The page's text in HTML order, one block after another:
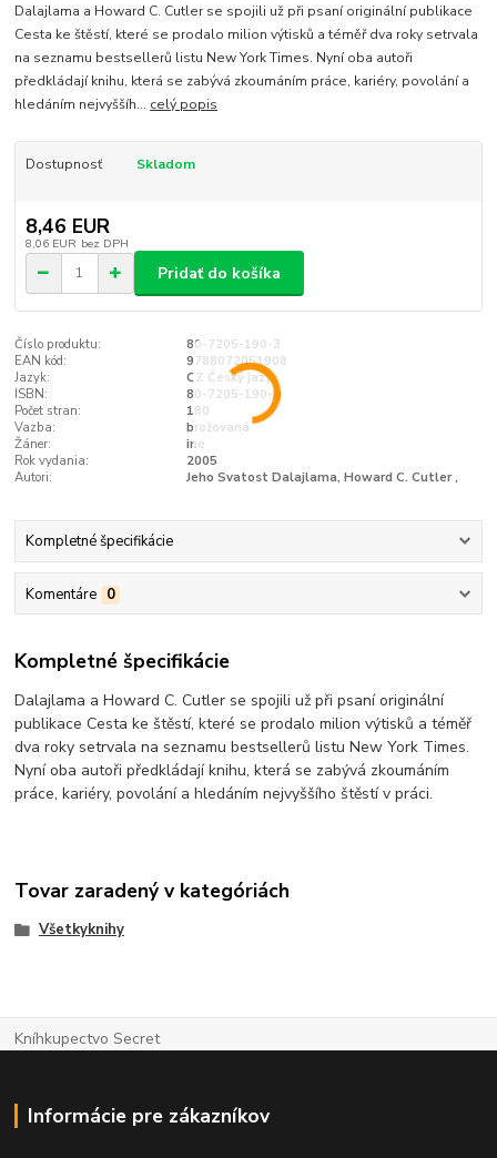
Dalajlama a Howard C. Cutler se spojili už při psaní originální publikace
Cesta ke štěstí, které se prodalo milion výtisků a téměř dva roky setrvala
na seznamu bestsellerů listu New York Times. Nyní oba autoři
předkládají knihu, která se zabývá zkoumáním práce, kariéry, povolání a
hledáním nejvyššíh... celý popis
Dostupnosť Skladom
8,46 EUR
8,06 EUR bez DPH
Pridať do košíka
Číslo produktu:
80-7205-190-3
EAN kód:
9788072051908
Jazyk:
CZ Český jazyk
ISBN:
80-7205-190-3
Počet stran:
180
Vazba:
brožovaná
Žáner:
ine
Rok vydania:
2005
Autori:
Jeho Svatost Dalajlama, Howard C. Cutler ,
Kompletné špecifikácie
Komentáre 0
Kompletné špecifikácie
Dalajlama a Howard C. Cutler se spojili už při psaní originální
publikace Cesta ke štěstí, které se prodalo milion výtisků a téměř
dva roky setrvala na seznamu bestsellerů listu New York Times.
Nyní oba autoři předkládají knihu, která se zabývá zkoumáním
práce, kariéry, povolání a hledáním nejvyššího štěstí v práci.
Tovar zaradený v kategóriách
Všetkyknihy
Kníhkupectvo Secret
Informácie pre zákazníkov